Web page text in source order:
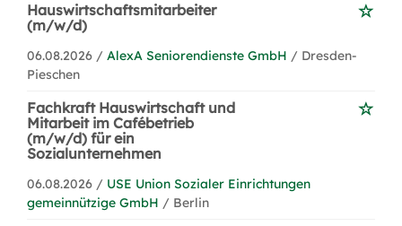
Hauswirtschaftsmitarbeiter
(m/w/d)
06.08.2026 / AlexA Seniorendienste GmbH / Dresden-
Pieschen
Fachkraft Hauswirtschaft und
Mitarbeit im Cafébetrieb
(m/w/d) für ein
Sozialunternehmen
06.08.2026 / USE Union Sozialer Einrichtungen
gemeinnützige GmbH / Berlin